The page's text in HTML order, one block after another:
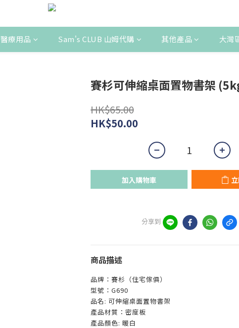
醫療用品 Sam's CLUB 山姆代購 其他產品 大灣
賽杉可伸縮桌面置物書架
HK$65.00
HK$50.00
加入購物車
分享到
商品描述
品牌：賽杉（住宅傢俱）
型號：G690
品名: 可伸縮桌面置物書架
產品材質：密度板
產品顏色: 暖白